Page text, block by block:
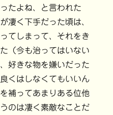
たよね、と言われた
凄く下手だった頃は、
てしまって、それをき
（今も治ってはいない
好きな物を嫌いだった
くはしなくてもいいん
補ってあまりある位他
のは凄く素敵なことだ